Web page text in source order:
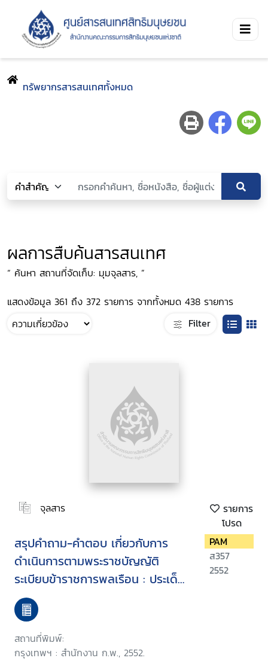
ทรัพยากรสารสนเทศทั้งหมด
ผลการสืบค้นสารสนเทศ
“ ค้นหา สถานที่จัดเก็บ: มุมจุลสาร, ”
แสดงข้อมูล 361 ถึง 372 รายการ จากทั้งหมด 438 รายการ
Filter
จุลสาร
รายการ
โปรด
สรุปคำถาม-คำตอบ เกี่ยวกับการ
ดำเนินการตามพระราชบัญญัติ
ระเบียบข้าราชการพลเรือน : ประเด็น
การจัดตำแหน่งข้าราชการ การเลื่อน
โอน ย้าย และการกำหนดตำแหน่ง
กุมภาพันธ์ 2552
สถานที่พิมพ์:
กรุงเทพฯ : สำนักงาน ก.พ., 2552.
PAM
ส357
2552